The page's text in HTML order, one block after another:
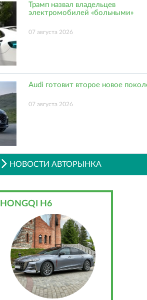
Трамп назвал владельцев
электромобилей «больными»
07 августа 2026
Audi готовит второе новое
07 августа 2026
НОВОСТИ АВТОРЫНКА
HONGQI H6